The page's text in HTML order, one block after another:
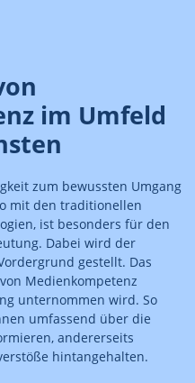
im Umfeld
zum bewussten Umgang
mit den traditionellen
ist besonders für den
Dabei wird der
gestellt. Das
Medienkompetenz
unternommen wird. So
umfassend über die
andererseits
hintangehalten.